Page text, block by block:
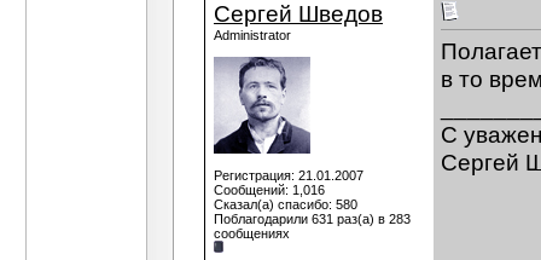
Сергей Шведов
Administrator
Регистрация: 21.01.2007
Сообщений: 1,016
Сказал(а) спасибо: 580
Поблагодарили 631 раз(а) в 283
сообщениях
в то
C
Сергей